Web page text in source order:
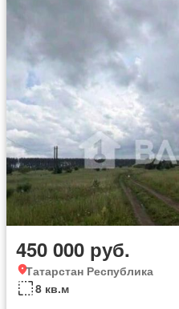
450 000 руб.
Татарстан Республика
8 кв.м